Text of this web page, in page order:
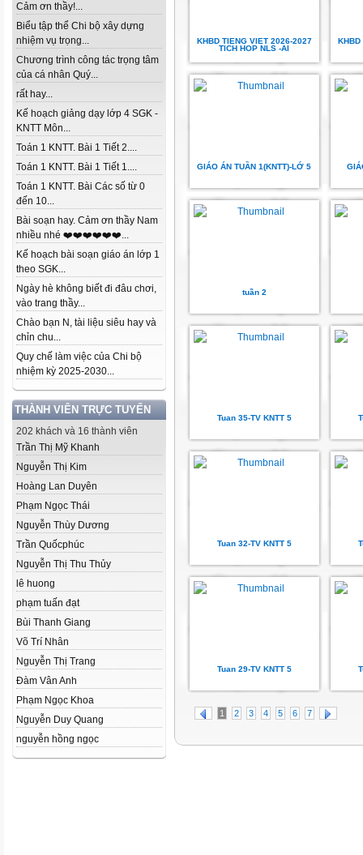
Cảm ơn thầy!...
Biểu tập thể Chi bộ xây dựng
nhiệm vụ trọng...
Chương trình công tác trọng tâm
của cá nhân Quý...
rất hay...
Kế hoạch giảng dạy lớp 4 SGK -
KNTT Môn...
Toán 1 KNTT. Bài 1 Tiết 2....
Toán 1 KNTT. Bài 1 Tiết 1....
Toán 1 KNTT. Bài Các số từ 0
đến 10...
Bài soạn hay. Cảm ơn thầy Nam
nhiều nhé ❤️❤️❤️❤️❤️❤️...
Kế hoạch bài soạn giáo án lớp 1
theo SGK...
Ngày hè không biết đi đâu chơi,
vào trang thầy...
Chào bạn N, tài liệu siêu hay và
chỉn chu...
Quy chế làm việc của Chi bộ
nhiệm kỳ 2025-2030...
THÀNH VIÊN TRỰC TUYẾN
202 khách và 16 thành viên
Trần Thị Mỹ Khanh
Nguyễn Thị Kim
Hoàng Lan Duyên
Phạm Ngọc Thái
Nguyễn Thùy Dương
Trần Quốcphúc
Nguyễn Thị Thu Thủy
lê huong
phạm tuấn đạt
Bùi Thanh Giang
Võ Trí Nhân
Nguyễn Thị Trang
Đàm Vân Anh
Phạm Ngọc Khoa
Nguyễn Duy Quang
nguyễn hồng ngọc
KHBD TIENG VIET 2026-2027
TICH HOP NLS -AI
GIÁO ÁN TUẦN 1(KNTT)-LỚ 5
tuần 2
Tuan 35-TV KNTT 5
Tuan 32-TV KNTT 5
Tuan 29-TV KNTT 5
1 2 3 4 5 6 7